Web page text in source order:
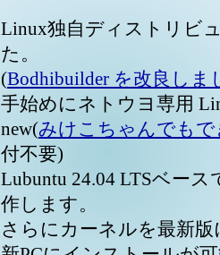
Linux独自ディストリビ
た。
(Bodhibuilder を改良しま
手始めにネトウヨ専用
new(みけこちゃんでも
付不要)
Lubuntu 24.04 LTSベー
作します。
さらにカーネルを最新